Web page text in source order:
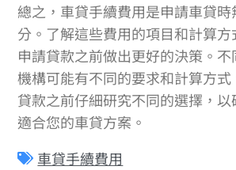
總之，車貸手續費用是申請車貸
分。了解這些費用的項目和計算
申請貸款之前做出更好的決策。
機構可能有不同的要求和計算方
貸款之前仔細研究不同的選擇，
適合您的車貸方案。
車貸手續費用